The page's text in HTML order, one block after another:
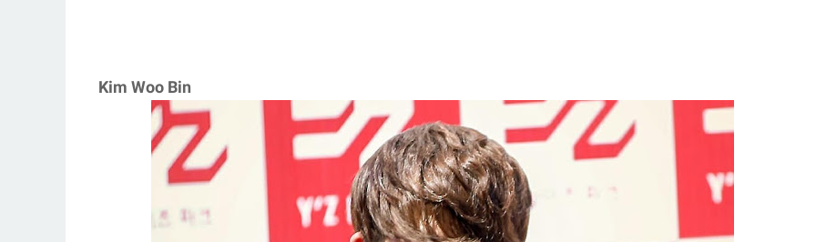
Kim Woo Bin